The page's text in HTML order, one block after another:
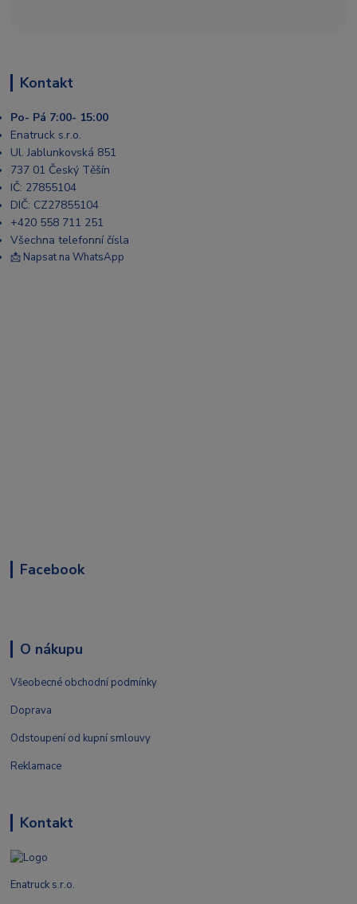
Kontakt
Po- Pá 7:00- 15:00
Enatruck s.r.o.
Ul. Jablunkovská 851
737 01 Český Těšín
IČ: 27855104
DIČ: CZ27855104
+420 558 711 251
Všechna telefonní čísla
📩 Napsat na WhatsApp
Facebook
O nákupu
Všeobecné obchodní podmínky
Doprava
Odstoupení od kupní smlouvy
Reklamace
Kontakt
Enatruck s.r.o.